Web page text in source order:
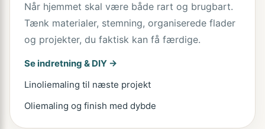
Når hjemmet skal være både rart og brugbart.
Tænk materialer, stemning, organiserede flader
og projekter, du faktisk kan få færdige.
Se indretning & DIY →
Linoliemaling til næste projekt
Oliemaling og finish med dybde